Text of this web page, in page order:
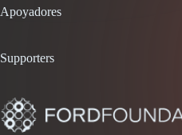
Apoyadores
Supporters